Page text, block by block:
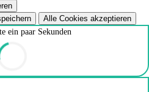
Alle Cookies akzeptieren
ein paar Sekunden